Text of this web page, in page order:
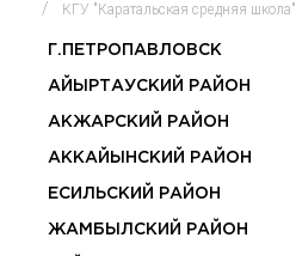
КГУ "Каратальская средняя школа"
Г.ПЕТРОПАВЛОВСК
АЙЫРТАУСКИЙ РАЙОН
АКЖАРСКИЙ РАЙОН
АККАЙЫНСКИЙ РАЙОН
ЕСИЛЬСКИЙ РАЙОН
ЖАМБЫЛСКИЙ РАЙОН